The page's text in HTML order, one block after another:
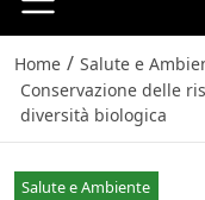
Home / Salute e
Conservazione delle
diversità biologica
Salute e Ambiente